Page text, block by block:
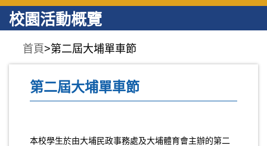
校園活動概覽
首頁>第二屆大埔單車節
第二屆大埔單車節
本校學生於由大埔民政事務處及大埔體育會主辦的第二